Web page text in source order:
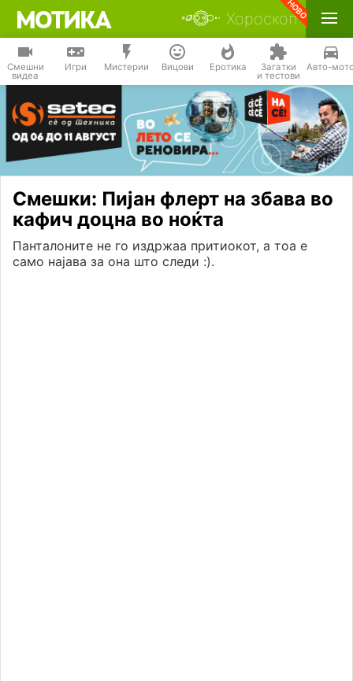
Хороскоп
Смешни
видеа
Игри Мистерии Вицови Еротика Загатки
и тестови
Авто-
Смешки: Пијан флерт на збава во
кафич доцна во ноќта
Панталоните не го издржаа притиокот, а тоа е
само најава за она што следи :).